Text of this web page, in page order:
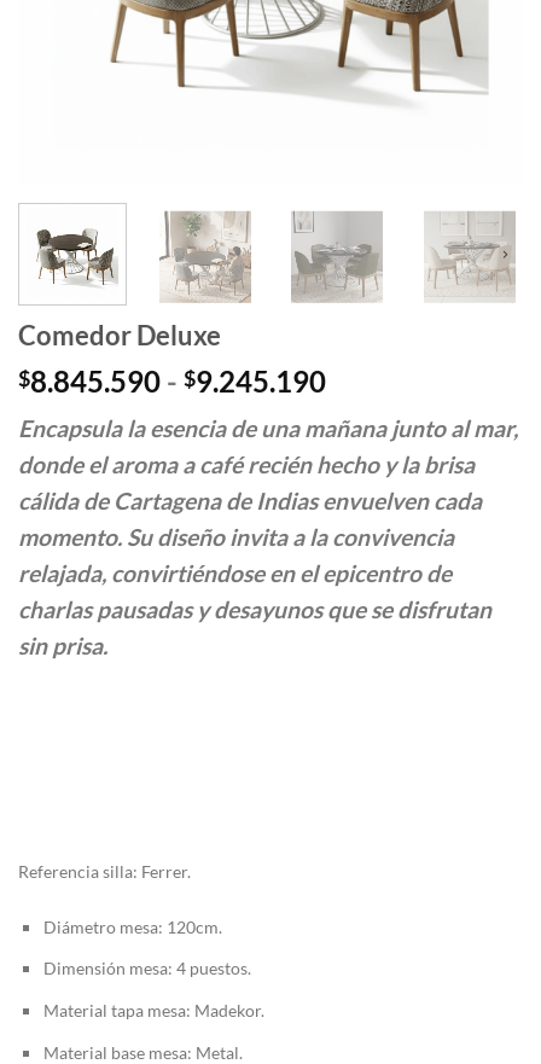
Comedor Deluxe
$8.845.590 - $9.245.190Rango
precios:
desde
$8.845.590
hasta
$9.245.190
Encapsula la esencia de una mañana junto al mar,
donde el aroma a café recién hecho y la brisa
cálida de Cartagena de Indias envuelven cada
momento. Su diseño invita a la convivencia
relajada, convirtiéndose en el epicentro de
charlas pausadas y desayunos que se disfrutan
sin prisa.
Referencia silla: Ferrer.
Diámetro mesa: 120cm.
Dimensión mesa: 4 puestos.
Material tapa mesa: Madekor.
Material base mesa: Metal.